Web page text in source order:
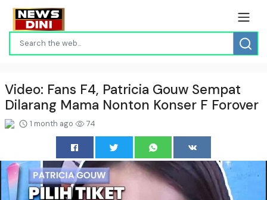
Video: Fans F4, Patricia Gouw Sempat
Dilarang Mama Nonton Konser F Forover
1 month ago 74